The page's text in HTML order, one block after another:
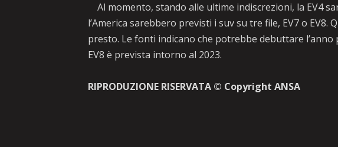
Al momento, stando alle ultime indiscrezioni, la EV4
l’America sarebbero previsti i suv su tre file, EV7 o EV8.
presto. Le fonti indicano che potrebbe debuttare l’anno
EV8 è prevista intorno al 2023.
RIPRODUZIONE RISERVATA © Copyright ANSA